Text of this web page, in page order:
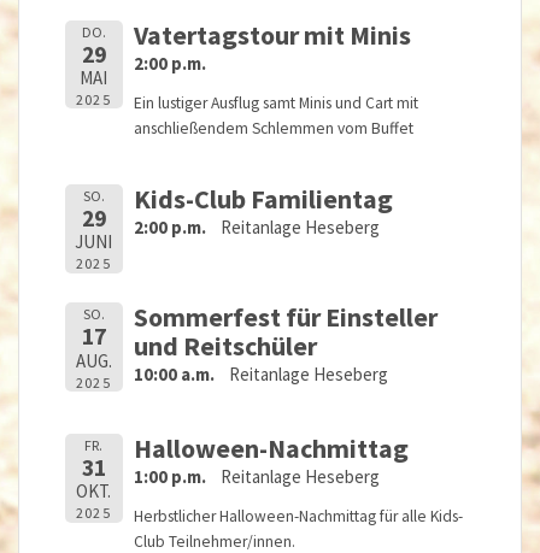
DO.
29
MAI
2025
Vatertagstour mit Minis
2:00 p.m.
Ein lustiger Ausflug samt Minis und Cart mit
anschließendem Schlemmen vom Buffet
SO.
29
JUNI
2025
Kids-Club Familientag
2:00 p.m. Reitanlage Heseberg
SO.
17
AUG.
2025
Sommerfest für Einsteller
und Reitschüler
10:00 a.m. Reitanlage Heseberg
FR.
31
OKT.
2025
Halloween-Nachmittag
1:00 p.m. Reitanlage Heseberg
Herbstlicher Halloween-Nachmittag für alle Kids-
Club Teilnehmer/innen.